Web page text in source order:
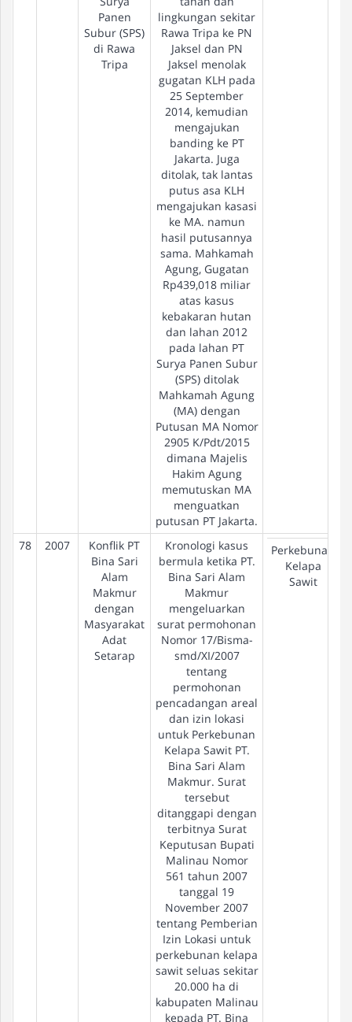
Panen
Subur (SPS)
di Rawa
Tripa
lingkungan sekitar
Rawa Tripa ke PN
Jaksel dan PN
Jaksel menolak
gugatan KLH pada
25 September
2014, kemudian
mengajukan
banding ke PT
Jakarta. Juga
ditolak, tak lantas
putus asa KLH
mengajukan kasasi
ke MA. namun
hasil putusannya
sama. Mahkamah
Agung, Gugatan
Rp439,018 miliar
atas kasus
kebakaran hutan
dan lahan 2012
pada lahan PT
Surya Panen Subur
(SPS) ditolak
Mahkamah Agung
(MA) dengan
Putusan MA Nomor
2905 K/Pdt/2015
dimana Majelis
Hakim Agung
memutuskan MA
menguatkan
putusan PT Jakarta.
78 2007
Konflik PT
Bina Sari
Alam
Makmur
dengan
Masyarakat
Adat
Setarap
Kronologi kasus
bermula ketika PT.
Bina Sari Alam
Makmur
mengeluarkan
surat permohonan
Nomor 17/Bisma-
smd/XI/2007
tentang
permohonan
pencadangan areal
dan izin lokasi
untuk Perkebunan
Kelapa Sawit PT.
Bina Sari Alam
Makmur. Surat
tersebut
ditanggapi dengan
terbitnya Surat
Keputusan Bupati
Malinau Nomor
561 tahun 2007
tanggal 19
November 2007
tentang Pemberian
Izin Lokasi untuk
perkebunan kelapa
sawit seluas sekitar
20.000 ha di
kabupaten Malinau
kepada PT. Bina
Perkebunan
Kelapa
Sawit